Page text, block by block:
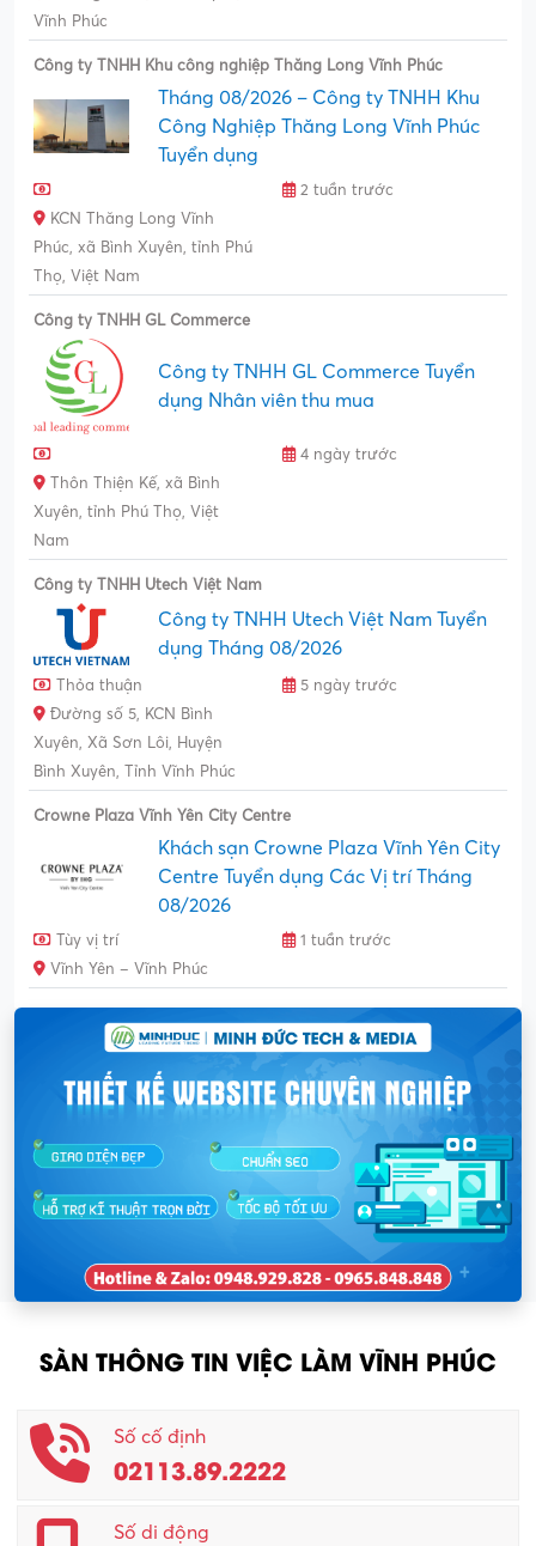
Vĩnh Phúc
Công ty TNHH Khu công nghiệp Thăng Long Vĩnh Phúc
Tháng 08/2026 – Công ty TNHH Khu
Công Nghiệp Thăng Long Vĩnh Phúc
Tuyển dụng
2 tuần trước
KCN Thăng Long Vĩnh
Phúc, xã Bình Xuyên, tỉnh Phú
Thọ, Việt Nam
Công ty TNHH GL Commerce
Công ty TNHH GL Commerce Tuyển
dụng Nhân viên thu mua
4 ngày trước
Thôn Thiện Kế, xã Bình
Xuyên, tỉnh Phú Thọ, Việt
Nam
Công ty TNHH Utech Việt Nam
Công ty TNHH Utech Việt Nam Tuyển
dụng Tháng 08/2026
Thỏa thuận
5 ngày trước
Đường số 5, KCN Bình
Xuyên, Xã Sơn Lôi, Huyện
Bình Xuyên, Tỉnh Vĩnh Phúc
Crowne Plaza Vĩnh Yên City Centre
Khách sạn Crowne Plaza Vĩnh Yên City
Centre Tuyển dụng Các Vị trí Tháng
08/2026
Tùy vị trí
1 tuần trước
Vĩnh Yên – Vĩnh Phúc
SÀN THÔNG TIN VIỆC LÀM VĨNH PHÚC
Số cố định
02113.89.2222
Số di động